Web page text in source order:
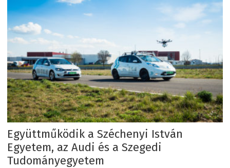
Együttműködik a Széchenyi István
Egyetem, az Audi és a Szegedi
Tudományegyetem